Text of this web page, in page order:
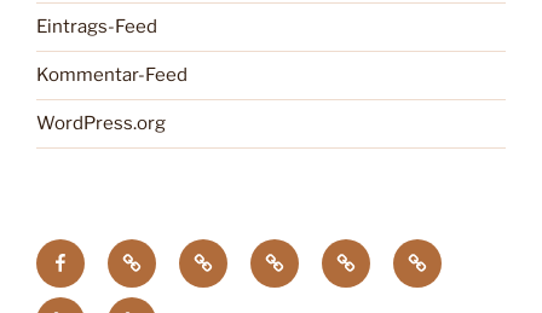
Eintrags-Feed
Kommentar-Feed
WordPress.org
facebook
GdZ
Tagung
Chemnitz
Zootier
des
Verband
der
DTG